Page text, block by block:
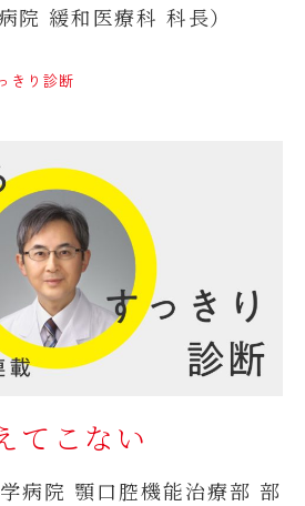
院 緩和医療科 科長）
きり診断
てこない
病院 顎口腔機能治療部 部